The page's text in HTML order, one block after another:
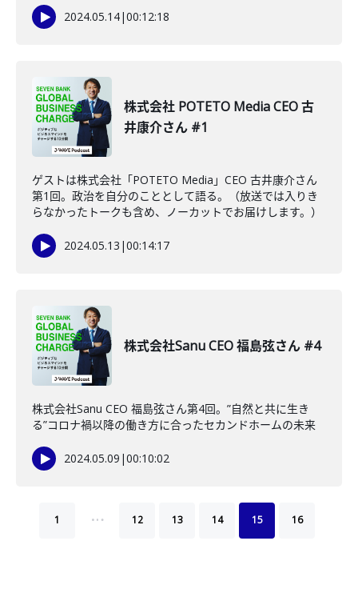
2024.05.14|00:12:18
株式会社 POTETO Media CEO 古
井康介さん #1
ゲストは株式会社「POTETO Media」CEO 古井康介さん
第1回。政治を自分のこととして語る。（放送では入りき
らなかったトークも含め、ノーカットでお届けします。）
2024.05.13 |00:14:17
株式会社Sanu CEO 福島弦さん #4
株式会社Sanu CEO 福島弦さん第4回。”自然と共に生き
る”コロナ禍以降の働き方に合ったセカンドホームの未来
2024.05.09 |00:10:02
1 … 12 13 14 15 16